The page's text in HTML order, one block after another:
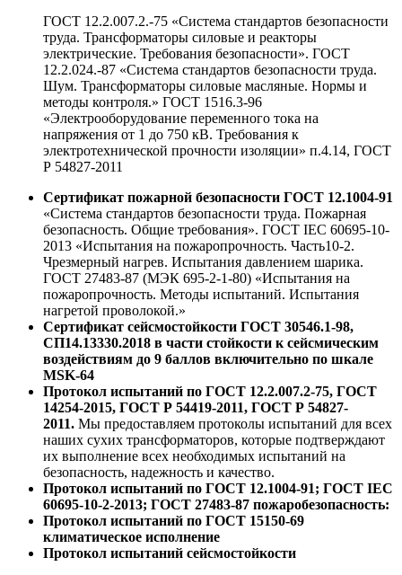
ГОСТ 12.2.007.2.-75 «Система стандартов безопасности
труда. Трансформаторы силовые и реакторы
электрические. Требования безопасности». ГОСТ
12.2.024.-87 «Система стандартов безопасности труда.
Шум. Трансформаторы силовые масляные. Нормы и
методы контроля.» ГОСТ 1516.3-96
«Электрооборудование переменного тока на
напряжения от 1 до 750 кВ. Требования к
электротехнической прочности изоляции» п.4.14, ГОСТ
Р 54827-2011
Сертификат пожарной безопасности ГОСТ 12.1004-91
«Система стандартов безопасности труда. Пожарная
безопасность. Общие требования». ГОСТ IEC 60695-10-
2013 «Испытания на пожаропрочность. Часть10-2.
Чрезмерный нагрев. Испытания давлением шарика.
ГОСТ 27483-87 (МЭК 695-2-1-80) «Испытания на
пожаропрочность. Методы испытаний. Испытания
нагретой проволокой.»
Сертификат сейсмостойкости ГОСТ 30546.1-98,
СП14.13330.2018 в части стойкости к сейсмическим
воздействиям до 9 баллов включительно по шкале
MSK-64
Протокол испытаний по ГОСТ 12.2.007.2-75, ГОСТ
14254-2015, ГОСТ Р 54419-2011, ГОСТ Р 54827-
2011. Мы предоставляем протоколы испытаний для всех
наших сухих трансформаторов, которые подтверждают
их выполнение всех необходимых испытаний на
безопасность, надежность и качество.
Протокол испытаний по ГОСТ 12.1004-91; ГОСТ IEC
60695-10-2-2013; ГОСТ 27483-87 пожаробезопасность:
Протокол испытаний по ГОСТ 15150-69
климатическое исполнение
Протокол испытаний сейсмостойкости